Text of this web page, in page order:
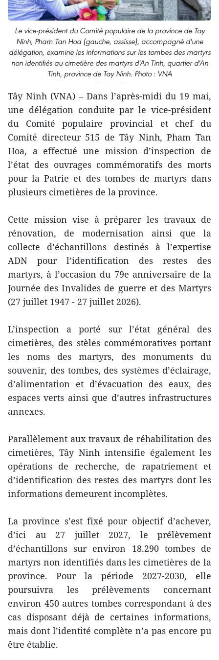
Le vice-président du Comité populaire de la province de Tay
Ninh, Pham Tan Hoa (gauche, assisse), accompagné d'une
délégation, examine les informations sur les tombes des martyrs
non identifiés au cimetière des martyrs d'An Tinh, quartier d'An
Tinh, province de Tay Ninh. Photo : VNA
Tây Ninh (VNA) – Dans l’après-midi du 19 mai,
une délégation conduite par le vice-président
du Comité populaire provincial et chef du
Comité directeur 515 de Tây Ninh, Pham Tan
Hoa, a effectué une mission d’inspection de
l’état des ouvrages commémoratifs des morts
pour la Patrie et des tombes de martyrs dans
plusieurs cimetières de la province.
Cette mission vise à préparer les travaux de
rénovation, de modernisation ainsi que la
collecte d’échantillons destinés à l’expertise
ADN pour l’identification des restes des
martyrs, à l’occasion du 79e anniversaire de la
Journée des Invalides de guerre et des Martyrs
(27 juillet 1947 - 27 juillet 2026).
L’inspection a porté sur l’état général des
cimetières, des stèles commémoratives portant
les noms des martyrs, des monuments du
souvenir, des tombes, des systèmes d’éclairage,
d’alimentation et d’évacuation des eaux, des
espaces verts ainsi que d’autres infrastructures
annexes.
Parallèlement aux travaux de réhabilitation des
cimetières, Tây Ninh intensifie également les
opérations de recherche, de rapatriement et
d’identification des restes des martyrs dont les
informations demeurent incomplètes.
La province s’est fixé pour objectif d’achever,
d’ici au 27 juillet 2027, le prélèvement
d’échantillons sur environ 18.290 tombes de
martyrs non identifiés dans les cimetières de la
province. Pour la période 2027-2030, elle
poursuivra les prélèvements concernant
environ 450 autres tombes correspondant à des
cas disposant déjà de certaines informations,
mais dont l’identité complète n’a pas encore pu
être établie.